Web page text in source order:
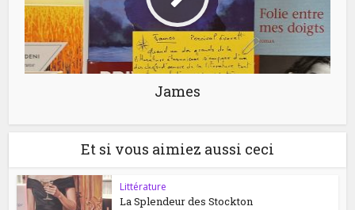
James
Et si vous aimiez aussi ceci
Littérature
La Splendeur des Stockton